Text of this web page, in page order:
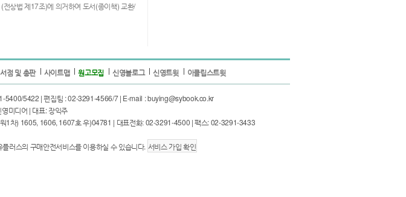
(전상법 제17조)에 의거하여 도서(종이책) 교환/
서점 및 총판 사이트맵 원고모집 신영블로그 신영트윗 이클립스트윗
5400/5422 | 편집팀 : 02-3291-4566/7 | E-mail : buying@sybook.co.kr
영미디어 | 대표: 장익주
1차) 1605, 1606, 1607호 우)04781 | 대표전화: 02-3291-4500 | 팩스: 02-3291-3433
러스의 구매안전서비스를 이용하실 수 있습니다. 서비스 가입 확인